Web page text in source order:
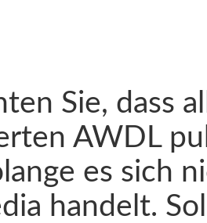
Sie, dass
AWDL
es sich
handelt.